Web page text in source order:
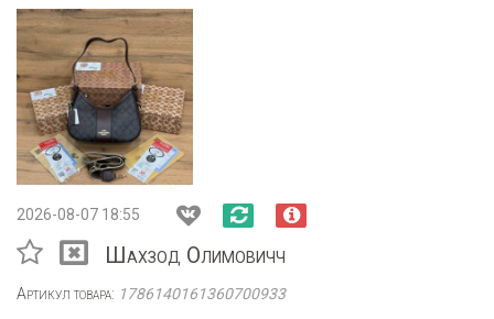
2026-08-07 18:55
Шахзод Олимовичч
Артикул товара: 1786140161360700933